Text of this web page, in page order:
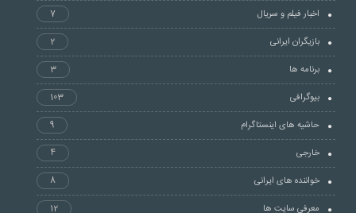
اخبار فیلم و سریال
7
بازیگران ایرانی
2
برنامه ها
3
بیوگرافی
103
حاشیه های اینستاگرام
9
خارجی
4
خواننده های ایرانی
8
معرفی سایت ها
12